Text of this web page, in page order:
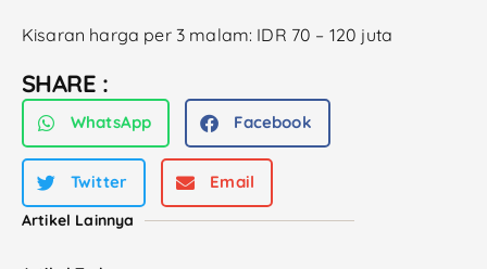
Kisaran harga per 3 malam: IDR 70 – 120 juta
SHARE :
WhatsApp Facebook
Twitter Email
Artikel Lainnya